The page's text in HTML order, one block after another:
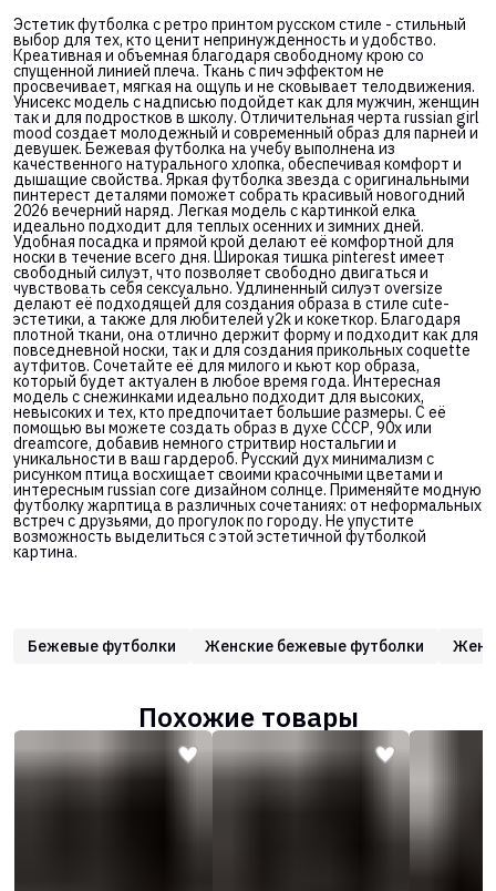
Эстетик футболка с ретро принтом русском стиле - стильный
выбор для тех, кто ценит непринужденность и удобство.
Креативная и объемная благодаря свободному крою со
спущенной линией плеча. Ткань с пич эффектом не
просвечивает, мягкая на ощупь и не сковывает телодвижения.
Унисекс модель с надписью подойдет как для мужчин, женщин
так и для подростков в школу. Отличительная черта russian girl
mood создает молодежный и современный образ для парней и
девушек. Бежевая футболка на учебу выполнена из
качественного натурального хлопка, обеспечивая комфорт и
дышащие свойства. Яркая футболка звезда с оригинальными
пинтерест деталями поможет собрать красивый новогодний
2026 вечерний наряд. Легкая модель с картинкой елка
идеально подходит для теплых осенних и зимних дней.
Удобная посадка и прямой крой делают её комфортной для
носки в течение всего дня. Широкая тишка pinterest имеет
свободный силуэт, что позволяет свободно двигаться и
чувствовать себя сексуально. Удлиненный силуэт oversize
делают её подходящей для создания образа в стиле cute-
эстетики, а также для любителей y2k и кокеткор. Благодаря
плотной ткани, она отлично держит форму и подходит как для
повседневной носки, так и для создания прикольных coquette
аутфитов. Сочетайте её для милого и кьют кор образа,
который будет актуален в любое время года. Интересная
модель с снежинками идеально подходит для высоких,
невысоких и тех, кто предпочитает большие размеры. С её
помощью вы можете создать образ в духе СССР, 90х или
dreamcore, добавив немного стритвир ностальгии и
уникальности в ваш гардероб. Русский дух минимализм с
рисунком птица восхищает своими красочными цветами и
интересным russian core дизайном солнце. Применяйте модную
футболку жарптица в различных сочетаниях: от неформальных
встреч с друзьями, до прогулок по городу. Не упустите
возможность выделиться с этой эстетичной футболкой
картина.
Бежевые футболки Женские бежевые футболки
Похожие товары